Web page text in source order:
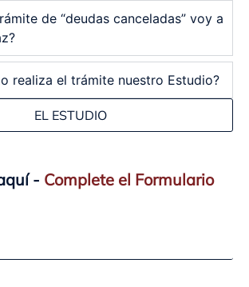
de “deudas canceladas” voy a
realiza el trámite nuestro Estudio?
EL ESTUDIO
- Complete el Formulario